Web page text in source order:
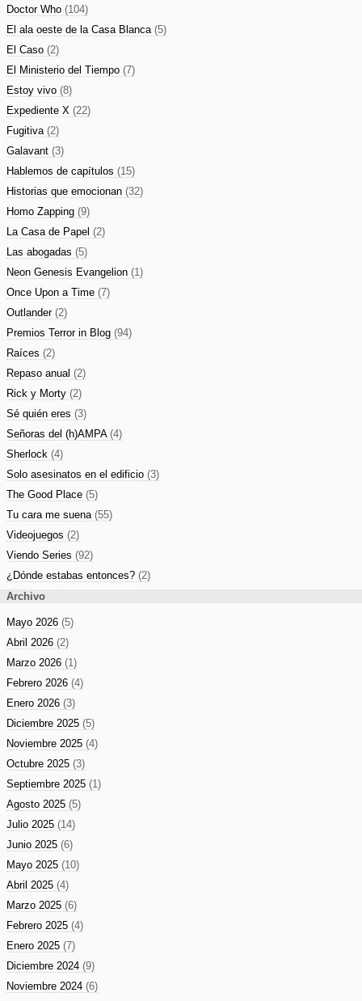
Doctor Who (104)
El ala oeste de la Casa Blanca (5)
El Caso (2)
El Ministerio del Tiempo (7)
Estoy vivo (8)
Expediente X (22)
Fugitiva (2)
Galavant (3)
Hablemos de capítulos (15)
Historias que emocionan (32)
Homo Zapping (9)
La Casa de Papel (2)
Las abogadas (5)
Neon Genesis Evangelion (1)
Once Upon a Time (7)
Outlander (2)
Premios Terror in Blog (94)
Raíces (2)
Repaso anual (2)
Rick y Morty (2)
Sé quién eres (3)
Señoras del (h)AMPA (4)
Sherlock (4)
Solo asesinatos en el edificio (3)
The Good Place (5)
Tu cara me suena (55)
Videojuegos (2)
Viendo Series (92)
¿Dónde estabas entonces? (2)
Archivo
Mayo 2026 (5)
Abril 2026 (2)
Marzo 2026 (1)
Febrero 2026 (4)
Enero 2026 (3)
Diciembre 2025 (5)
Noviembre 2025 (4)
Octubre 2025 (3)
Septiembre 2025 (1)
Agosto 2025 (5)
Julio 2025 (14)
Junio 2025 (6)
Mayo 2025 (10)
Abril 2025 (4)
Marzo 2025 (6)
Febrero 2025 (4)
Enero 2025 (7)
Diciembre 2024 (9)
Noviembre 2024 (6)